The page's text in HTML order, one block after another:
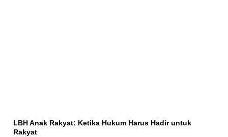
LBH Anak Rakyat: Ketika Hukum Harus Hadir untuk
Rakyat